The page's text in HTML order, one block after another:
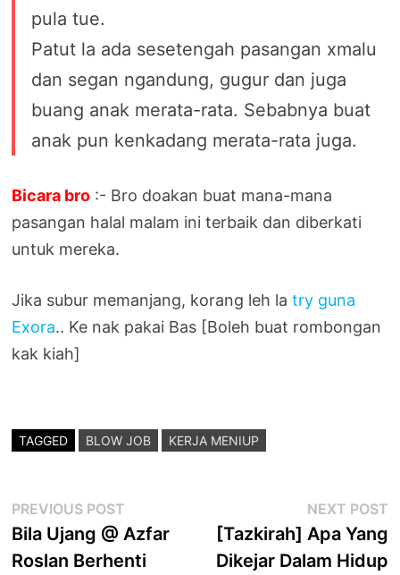
pula tue.
Patut la ada sesetengah pasangan xmalu
dan segan ngandung, gugur dan juga
buang anak merata-rata. Sebabnya buat
anak pun kenkadang merata-rata juga.
Bicara bro :- Bro doakan buat mana-mana
pasangan halal malam ini terbaik dan diberkati
untuk mereka.
Jika subur memanjang, korang leh latry guna
Exora.. Ke nak pakai Bas [Boleh buat rombongan
kak kiah]
TAGGED BLOW JOB KERJA MENIUP
Post
navigation
PREVIOUS POST
post:
Bila Ujang @ Azfar
Roslan Berhenti
NEXT POST
[Tazkirah] Apa Yang
Dikejar Dalam Hidup